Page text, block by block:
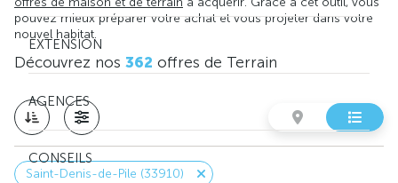
EXTENSION
AGENCES
CONSEILS
pouvez mieux préparer votre achat et vous projeter dans votre
nouvel habitat.
Découvrez nos 362 offres de Terrain
Saint-Denis-de-Pile (33910)